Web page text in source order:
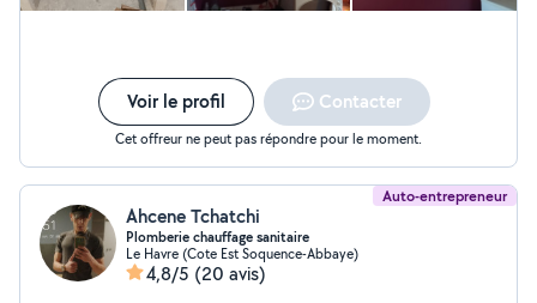
Voir le profil Contacter
Cet offreur ne peut pas répondre pour le moment.
Auto-entrepreneur
Ahcene Tchatchi
Plomberie chauffage sanitaire
Le Havre (Cote Est Soquence-Abbaye)
4,8/5 (20 avis)